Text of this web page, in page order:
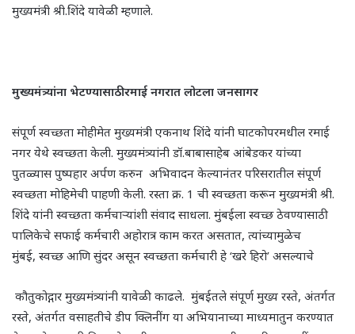
मुख्यमंत्री श्री.शिंदे यावेळी म्हणाले.
मुख्यमंत्र्यांना भेटण्यासाठी रमाई नगरात लोटला जनसागर
संपूर्ण स्वच्छता मोहीमेत मुख्यमंत्री एकनाथ शिंदे यांनी घाटकोपरमधील रमाई
नगर येथे स्वच्छता केली. मुख्यमंत्र्यांनी डॉ.बाबासाहेब आंबेडकर यांच्या
पुतळ्यास पुष्पहार अर्पण करुन अभिवादन केल्यानंतर परिसरातील संपूर्ण
स्वच्छता मोहिमेची पाहणी केली. रस्ता क्र. 1 ची स्वच्छता करून मुख्यमंत्री श्री.
शिंदे यांनी स्वच्छता कर्मचाऱ्यांशी संवाद साधला. मुंबईला स्वच्छ ठेवण्यासाठी
पालिकेचे सफाई कर्मचारी अहोरात्र काम करत असतात, त्यांच्यामुळेच
मुंबई, स्वच्छ आणि सुंदर असून स्वच्छता कर्मचारी हे ‘खरे हिरो’ असल्याचे
कौतुकोद्गार मुख्यमंत्र्यांनी यावेळी काढले. मुंबईतले संपूर्ण मुख्य रस्ते, अंतर्गत
रस्ते, अंतर्गत वसाहतीचे डीप क्लिनींग या अभियानाच्या माध्यमातुन करण्यात